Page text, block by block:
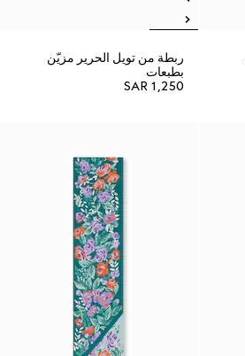
ربطة من تويل الحرير مزيّن
بطبعات
SAR 1,250